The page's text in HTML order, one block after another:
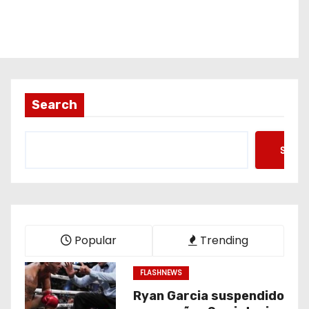
Search
Popular Trending
FLASHNEWS
Ryan Garcia suspendido